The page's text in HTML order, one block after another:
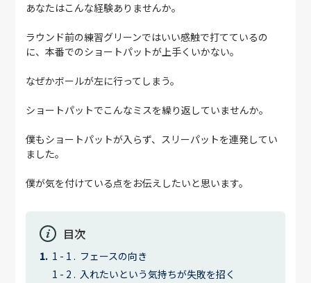
あなたはこんな経験ありませんか。
ラウンド前の練習グリーンではいい感触で打てているの
に、本番でのショートパットが上手くいかない。
なぜかボールが左に行ってしまう。
ショートパットでこんなミスを繰り返していませんか。
僕もショートパットが入らず、スリーパットを連発してい
ました。
僕が気を付けている点をお伝えしたいと思います。
目次
フェースの向き
入れたいという気持ちが失敗を招く